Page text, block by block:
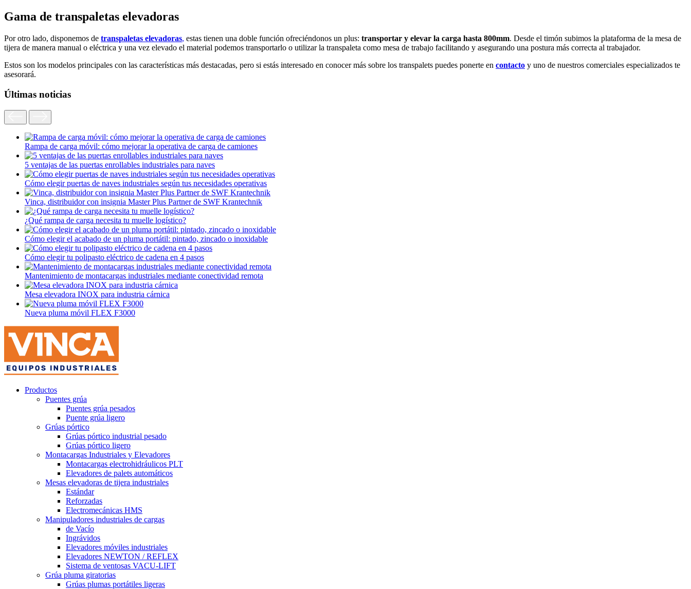
Gama de transpaletas elevadoras
Por otro lado, disponemos de transpaletas elevadoras, estas tienen una doble función ofreciéndonos un plus: transportar y elevar la carga hasta 800mm. Desde el timón subimos la plataforma de la mesa de
tijera de manera manual o eléctrica y una vez elevado el material podemos transportarlo o utilizar la transpaleta como mesa de trabajo facilitando y asegurando una postura más correcta al trabajador.
Estos son los modelos principales con las características más destacadas, pero si estás interesado en conocer más sobre los transpalets puedes ponerte en contacto y uno de nuestros comerciales especializados te
asesorará.
Últimas noticias
Rampa de carga móvil: cómo mejorar la operativa de carga de camiones
5 ventajas de las puertas enrollables industriales para naves
Cómo elegir puertas de naves industriales según tus necesidades operativas
Vinca, distribuidor con insignia Master Plus Partner de SWF Krantechnik
¿Qué rampa de carga necesita tu muelle logístico?
Cómo elegir el acabado de un pluma portátil: pintado, zincado o inoxidable
Cómo elegir tu polipasto eléctrico de cadena en 4 pasos
Mantenimiento de montacargas industriales mediante conectividad remota
Mesa elevadora INOX para industria cárnica
Nueva pluma móvil FLEX F3000
Productos
Puentes grúa
Puentes grúa pesados
Puente grúa ligero
Grúas pórtico
Grúas pórtico industrial pesado
Grúas pórtico ligero
Montacargas Industriales y Elevadores
Montacargas electrohidráulicos PLT
Elevadores de palets automáticos
Mesas elevadoras de tijera industriales
Estándar
Reforzadas
Electromecánicas HMS
Manipuladores industriales de cargas
de Vacío
Ingrávidos
Elevadores móviles industriales
Elevadores NEWTON / REFLEX
Sistema de ventosas VACU-LIFT
Grúa pluma giratorias
Grúas plumas portátiles ligeras